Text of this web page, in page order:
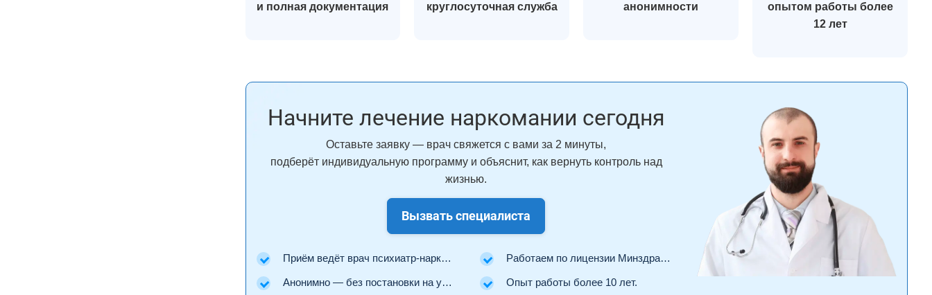
и полная документация
круглосуточная служба
анонимности
опытом работы более
12 лет
Начните лечение наркомании сегодня
Оставьте заявку — врач свяжется с вами за 2 минуты,
подберёт индивидуальную программу и объяснит, как вернуть контроль над
жизнью.
Вызвать специалиста
Приём ведёт врач психиатр-нарколог. Работаем по лицензии Минздрава РФ.
Анонимно — без постановки на учёт. Опыт работы более 10 лет.